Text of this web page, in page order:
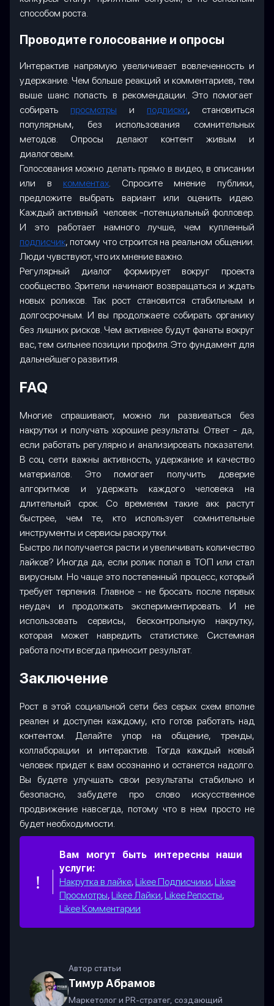
способом роста.
Проводите голосование и опросы
Интерактив напрямую увеличивает вовлеченность и
удержание. Чем больше реакций и комментариев, тем
выше шанс попасть в рекомендации. Это помогает
собирать
просмотры и подписки, становиться
популярным, без использования сомнительных
методов. Опросы делают контент живым и
диалоговым.
Голосования можно делать прямо в видео, в описании
или в комментах. Спросите мнение публики,
предложите выбрать вариант или оценить идею.
Каждый активный человек -потенциальный фолловер.
И это работает намного лучше, чем купленный
подписчик, потому что строится на реальном общении.
Люди чувствуют, что их мнение важно.
Регулярный диалог формирует вокруг проекта
сообщество. Зрители начинают возвращаться и ждать
новых роликов. Так рост становится стабильным и
долгосрочным. И вы продолжаете собирать органику
без лишних рисков. Чем активнее будут фанаты вокруг
вас, тем сильнее позиции профиля. Это фундамент для
дальнейшего развития.
FAQ
Многие спрашивают, можно ли развиваться без
накрутки и получать хорошие результаты. Ответ - да,
если работать регулярно и анализировать показатели.
В соц сети важны активность, удержание и качество
материалов. Это помогает получить доверие
алгоритмов и удержать каждого человека на
длительный срок. Со временем такие акк растут
быстрее, чем те, кто использует сомнительные
инструменты и сервисы раскрутки.
Быстро ли получается расти и увеличивать количество
лайков? Иногда да, если ролик попал в ТОП или стал
вирусным. Но чаще это постепенный процесс, который
требует терпения. Главное - не бросать после первых
неудач и продолжать экспериментировать. И не
использовать сервисы, бесконтрольную накрутку,
которая может навредить статистике. Системная
работа почти всегда приносит результат.
Заключение
Рост в этой социальной сети без серых схем вполне
реален и доступен каждому, кто готов работать над
контентом. Делайте упор на общение, тренды,
коллаборации и интерактив. Тогда каждый новый
человек придет к вам осознанно и останется надолго.
Вы будете улучшать свои результаты стабильно и
безопасно, забудете про слово искусственное
продвижение навсегда, потому что в нем просто не
будет необходимости.
Вам могут быть интересны наши
услуги:
Накрутка в лайке,Likee Подписчики,Likee
Просмотры,Likee Лайки,Likee Репосты,
Likee Комментарии
Автор статьи
Тимур Абрамов
Маркетолог и PR-стратег, создающий